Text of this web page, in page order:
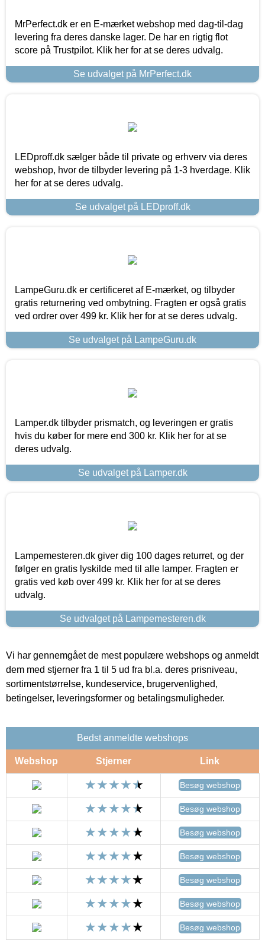
MrPerfect.dk er en E-mærket webshop med dag-til-dag
levering fra deres danske lager. De har en rigtig flot
score på Trustpilot. Klik her for at se deres udvalg.
Se udvalget på MrPerfect.dk
LEDproff.dk sælger både til private og erhverv via deres
webshop, hvor de tilbyder levering på 1-3 hverdage. Klik
her for at se deres udvalg.
Se udvalget på LEDproff.dk
LampeGuru.dk er certificeret af E-mærket, og tilbyder
gratis returnering ved ombytning. Fragten er også gratis
ved ordrer over 499 kr. Klik her for at se deres udvalg.
Se udvalget på LampeGuru.dk
Lamper.dk tilbyder prismatch, og leveringen er gratis
hvis du køber for mere end 300 kr. Klik her for at se
deres udvalg.
Se udvalget på Lamper.dk
Lampemesteren.dk giver dig 100 dages returret, og der
følger en gratis lyskilde med til alle lamper. Fragten er
gratis ved køb over 499 kr. Klik her for at se deres
udvalg.
Se udvalget på Lampemesteren.dk
Vi har gennemgået de mest populære webshops og anmeldt
dem med stjerner fra 1 til 5 ud fra bl.a. deres prisniveau,
sortimentstørrelse, kundeservice, brugervenlighed,
betingelser, leveringsformer og betalingsmuligheder.
Bedst anmeldte webshops
Webshop Stjerner Link
Besøg webshop
Besøg webshop
Besøg webshop
Besøg webshop
Besøg webshop
Besøg webshop
Besøg webshop